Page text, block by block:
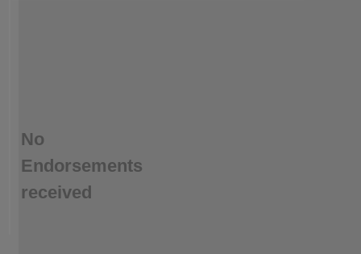
No
Endorsements
received